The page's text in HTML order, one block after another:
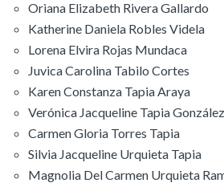
Oriana Elizabeth Rivera Gallardo
Katherine Daniela Robles Videla
Lorena Elvira Rojas Mundaca
Juvica Carolina Tabilo Cortes
Karen Constanza Tapia Araya
Verónica Jacqueline Tapia González
Carmen Gloria Torres Tapia
Silvia Jacqueline Urquieta Tapia
Magnolia Del Carmen Urquieta